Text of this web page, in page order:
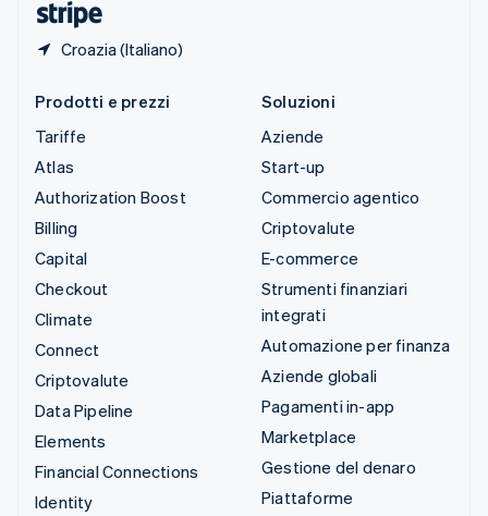
Croazia (Italiano)
Prodotti e prezzi
Tariffe
Atlas
Authorization Boost
Billing
Capital
Checkout
Climate
Connect
Criptovalute
Data Pipeline
Elements
Financial Connections
Identity
Soluzioni
Aziende
Start-up
Commercio agentico
Criptovalute
E-commerce
Strumenti finanziari
integrati
Automazione per finanza
Aziende globali
Pagamenti in-app
Marketplace
Gestione del denaro
Piattaforme